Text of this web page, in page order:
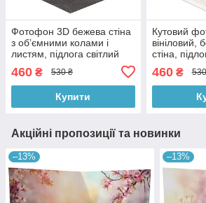
Фотофон 3D бежева стіна
з обʼємними колами і
листям, підлога світлий
50×50 см, №58711
460 ₴ 530 ₴
Купити
Кутовий
вініловий,
стіна,
і світлий
№58316
460₴
Акційні пропозиції та новинки
–13% –13%